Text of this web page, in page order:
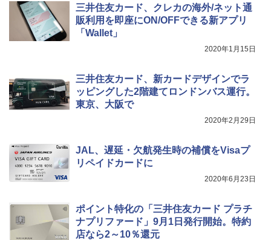
￥1,540
￥9,990
広げるだけ パッとサッとテント キューブワ
ッシュ 4人用 簡単設置 ポップアップテント P
ATCW-150B エクルベージュ
￥-
ア/オフィス/教育現場/展示会用 緑
￥1,180
ブラックラバーコーティング UPF50+ UVカ
ット 5000mm耐水圧 210D生地 遮光
￥6,579
三井住友カード、クレカの海外/ネット通
販利用を即座にON/OFFできる新アプリ
「Wallet」
2020年1月15日
三井住友カード、新カードデザインでラ
ッピングした2階建てロンドンバス運行。
東京、大阪で
2020年2月29日
JAL、遅延・欠航発生時の補償をVisaプ
リペイドカードに
2020年6月23日
ポイント特化の「三井住友カード プラチ
ナプリファード」9月1日発行開始。特約
店なら2～10％還元